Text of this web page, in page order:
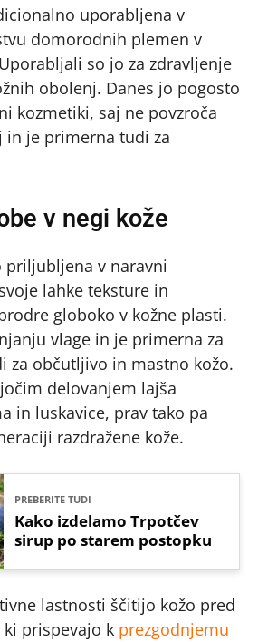
uporabljena v
domorodnih plemen v
so jo za zdravljenje
obolenj. Danes jo pogosto
kozmetiki, saj ne povzroča
in je primerna tudi za
v negi kože
priljubljena v naravni
lahke teksture in
globoko v kožne plasti.
vlage in je primerna za
za občutljivo in mastno kožo.
delovanjem lajša
in luskavice, prav tako pa
razdražene kože.
PREBERITE TUDI
Kako izdelamo Trpotčev
sirup po starem postopku
lastnosti ščitijo kožo pred
prispevajo k prezgodnjemu